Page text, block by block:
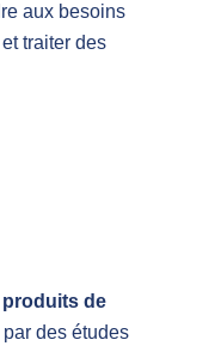
aux besoins
traiter des
produits de
des études